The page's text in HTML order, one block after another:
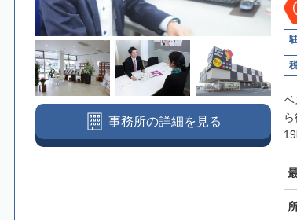
ベ
事務所の詳細を見る